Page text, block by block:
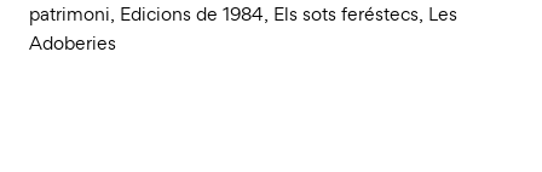
patrimoni, Edicions de 1984, Els sots feréstecs, Les
Adoberies